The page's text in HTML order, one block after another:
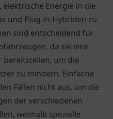
elektrische Energie in die
und Plug-in-Hybriden zu
sind entscheidend für
da sie eine
um die
zu mindern. Einfache
Fällen nicht aus, um die
der verschiedenen
weshalb spezielle